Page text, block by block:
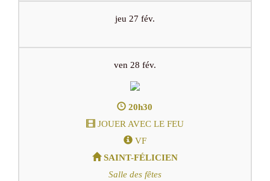
jeu 27 fév.
ven 28 fév.
20h30
JOUER AVEC LE FEU
VF
SAINT-FÉLICIEN
Salle des fêtes